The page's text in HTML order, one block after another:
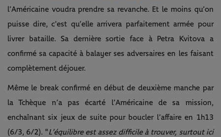
l’Américaine voudra prendre sa revanche. Et le moins qu’on
puisse dire, c’est qu’elle arrivera parfaitement armée pour
livrer bataille. Sa dernière sortie face à Petra Kvitova a
confirmé sa capacité à balayer ses adversaires en les faisant
complètement déjouer.
Même le break confirmé en début de deuxième manche par
la Tchèque n’a pas écarté l’Américaine de sa mission,
enchaînant six jeux de suite pour boucler l’affaire en 1h13
(6/3, 6/2). "L’équilibre est assez difficile à trouver, surtout ici